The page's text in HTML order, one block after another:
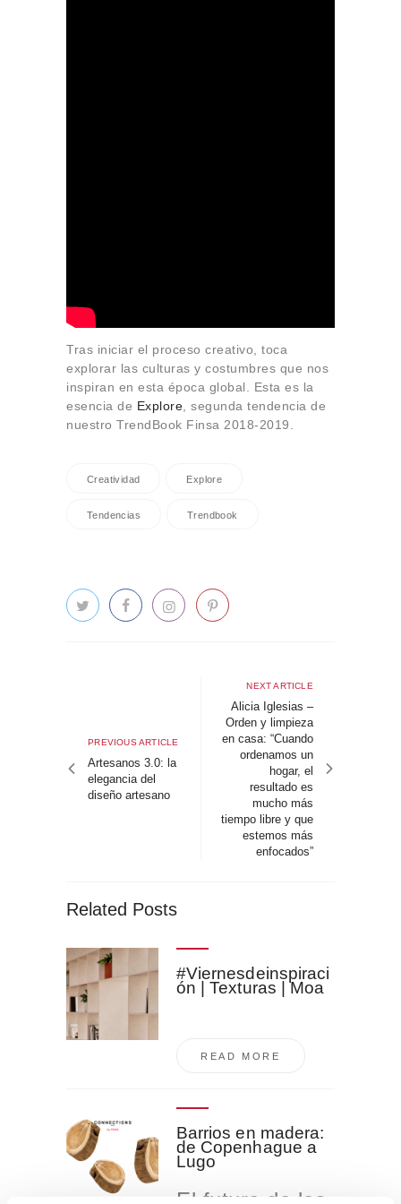
Tras iniciar el proceso creativo, toca
explorar las culturas y costumbres que nos
inspiran en esta época global. Esta es la
esencia de Explore , segunda tendencia de
nuestro TrendBook Finsa 2018-2019.
Creatividad Explore
Tendencias Trendbook
Previous
article
PREVIOUS ARTICLE
Artesanos 3.0: la
elegancia del
diseño artesano
Next
article
NEXT ARTICLE
Alicia Iglesias –
Orden y limpieza
en casa: “Cuando
ordenamos un
hogar, el
resultado es
mucho más
tiempo libre y que
estemos más
enfocados”
Related Posts
#Viernesdeinspiraci
ón | Texturas | Moa
READ MORE
Barrios en madera:
de Copenhague a
Lugo